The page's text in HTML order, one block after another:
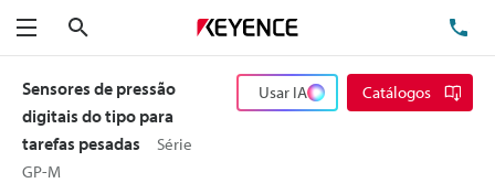
Menu
Sensores de pressão
digitais do tipo para
tarefas pesadas
Série
GP-M
Usar IA Catálogos